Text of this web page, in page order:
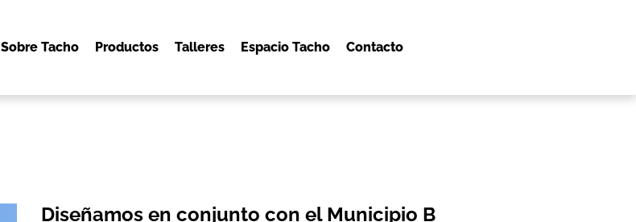
Sobre Tacho Productos Talleres Espacio Tacho Contacto
Diseñamos en conjunto con el Municipio B